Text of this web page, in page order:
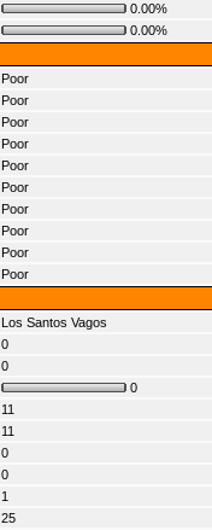
0.00%
0.00%
Poor
Poor
Poor
Poor
Poor
Poor
Poor
Poor
Poor
Poor
Los Santos Vagos
0
0
0
11
11
0
0
1
25